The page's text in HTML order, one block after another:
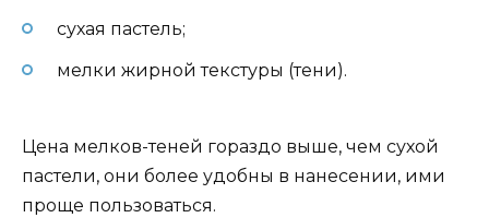
сухая пастель;
мелки жирной текстуры (тени).
Цена мелков-теней гораздо выше, чем сухой
пастели, они более удобны в нанесении, ими
проще пользоваться.